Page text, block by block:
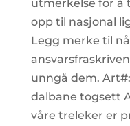
utmerkelse for å
opp til nasjonal
Legg merke til
unngå dem.
dalbane togsett
våre treleker er